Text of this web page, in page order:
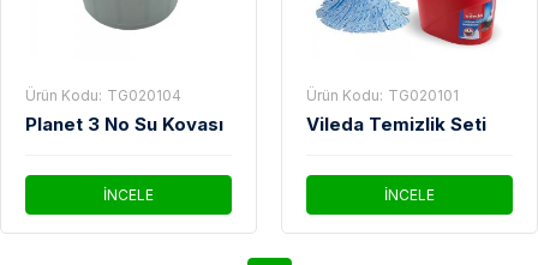
Ürün Kodu: TG020104
Planet 3 No Su Kovası
İNCELE
Ürün Kodu: TG020101
Vileda Temizlik Seti
İNCELE